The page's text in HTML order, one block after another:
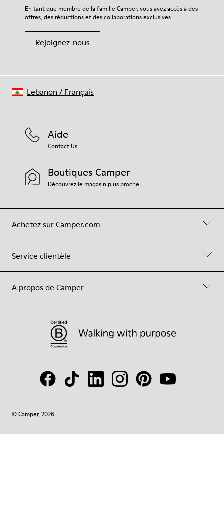
En tant que membre de la famille Camper, vous avez accès à des
offres, des réductions et des collaborations exclusives.
Rejoignez-nous
Achetez sur Camper.com
Service clientèle
A propos de Camper
Aide
Contact Us
Boutiques Camper
Découvrez le magasin plus proche
© Camper, 2026
Lebanon / Français